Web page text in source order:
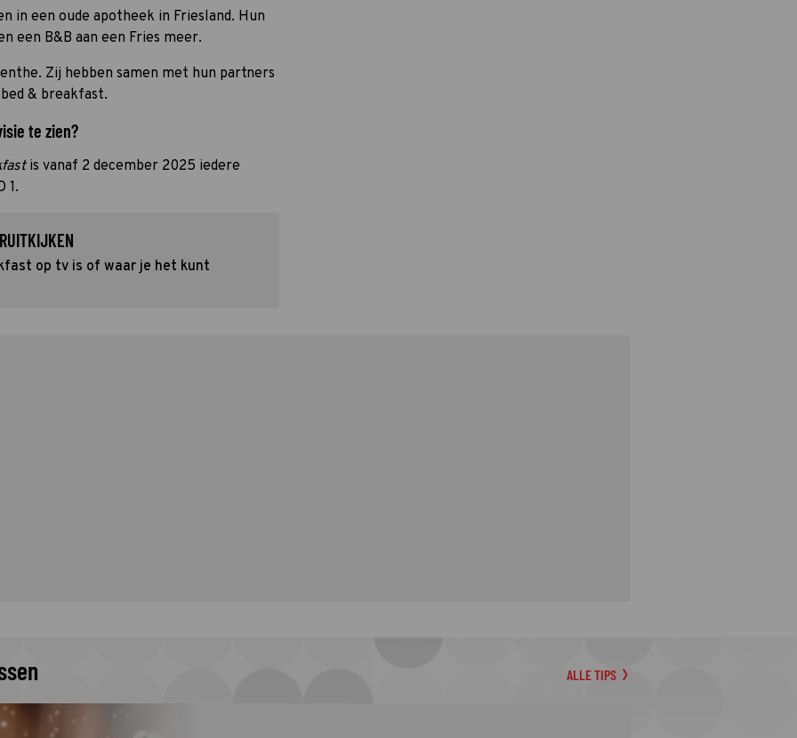
in een oude apotheek in Friesland. Hun
een B&B aan een Fries meer.
Zij hebben samen met hun partners
& breakfast.
te zien?
is vanaf 2 december 2025 iedere
1.
op tv is of waar je het kunt
ALLE TIPS